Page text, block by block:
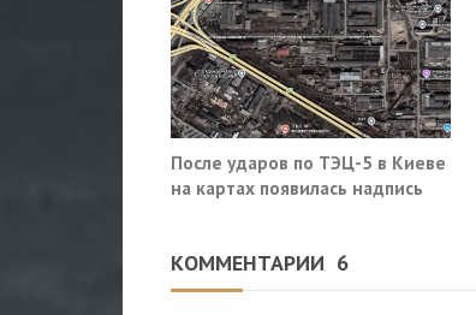
После ударов по ТЭЦ-5 в Киеве
на картах появилась надпись
КОММЕНТАРИИ 6